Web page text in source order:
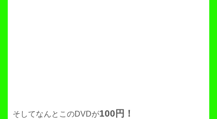
そしてなんとこのDVDが100円！